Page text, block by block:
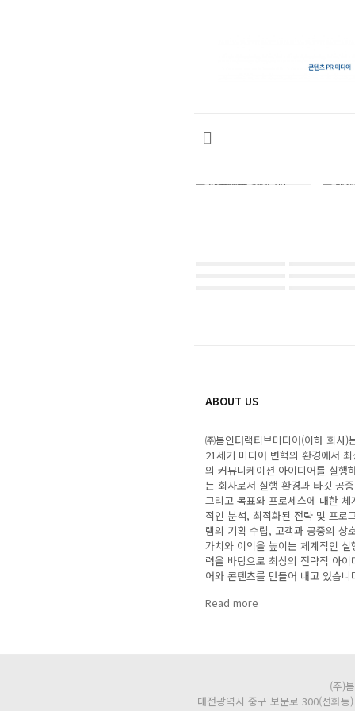
ABOUT US
㈜봄인터랙티브미디어(이하 회사)
21세기 미디어 변혁의 환경에서 최
의 커뮤니케이션 아이디어를 실행
는 회사로서 실행 환경과 타깃 공중
그리고 목표와 프로세스에 대한 체
적인 분석, 최적화된 전략 및 프로
램의 기획 수립, 고객과 공중의 상
가치와 이익을 높이는 체계적인 실
력을 바탕으로 최상의 전략적 아이
어와 콘텐츠를 만들어 내고 있습니
Read more
(주)
대전광역시 중구 보문로 300(선화